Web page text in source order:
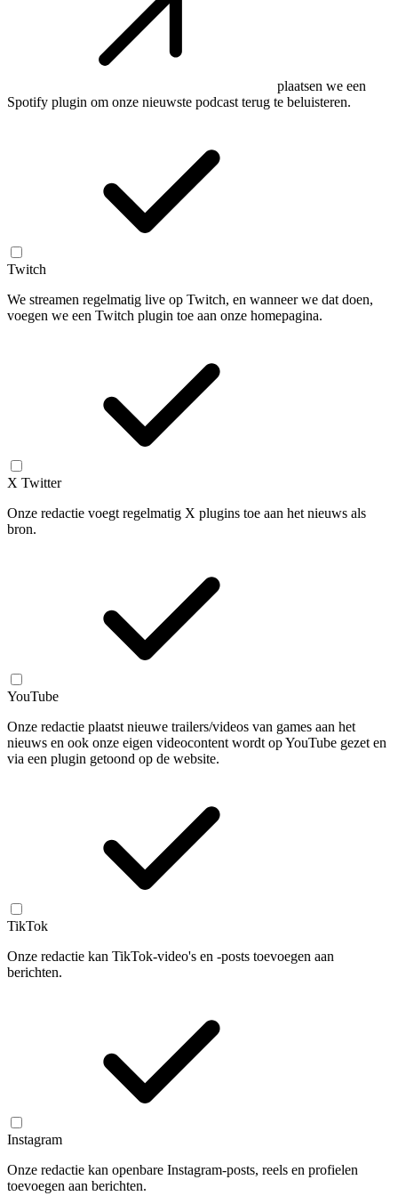
plaatsen we een
Spotify plugin om onze nieuwste podcast terug te beluisteren.
Twitch
We streamen regelmatig live op Twitch, en wanneer we dat doen,
voegen we een Twitch plugin toe aan onze homepagina.
X Twitter
Onze redactie voegt regelmatig X plugins toe aan het nieuws als
bron.
YouTube
Onze redactie plaatst nieuwe trailers/videos van games aan het
nieuws en ook onze eigen videocontent wordt op YouTube gezet en
via een plugin getoond op de website.
TikTok
Onze redactie kan TikTok-video's en -posts toevoegen aan
berichten.
Instagram
Onze redactie kan openbare Instagram-posts, reels en profielen
toevoegen aan berichten.